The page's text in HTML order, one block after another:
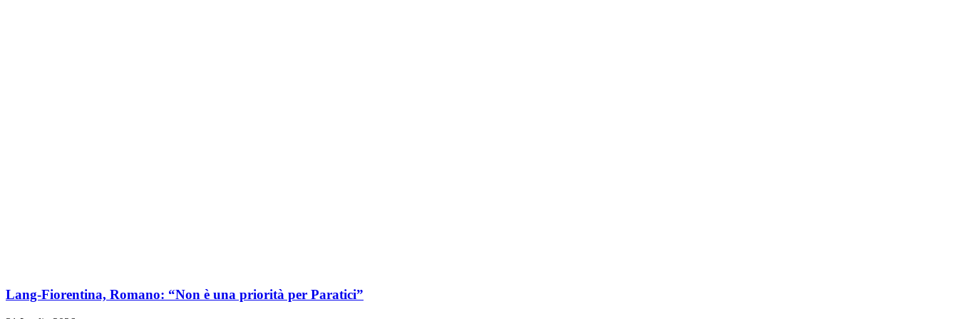
Lang-Fiorentina, Romano: “Non è una priorità per Paratici”